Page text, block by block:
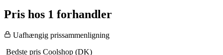
Pris hos 1 forhandler
Uafhængig prissammenligning
Bedste pris Coolshop (DK)